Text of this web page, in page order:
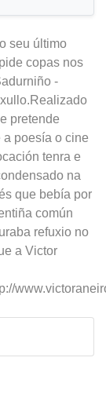
seu último
copas nos
-
pretende
a poesía o cine
tenra e
na
que bebía por
común
refuxio no
a Victor